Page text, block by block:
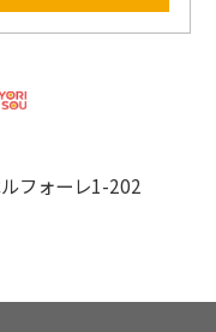
フォーレ1-202